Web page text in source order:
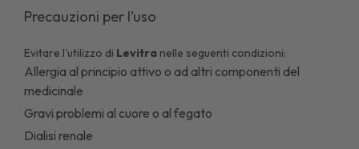
Precauzioni per l’uso
Evitare l'utilizzo di Levitra nelle seguenti condizioni:
Allergia al principio attivo o ad altri componenti del
medicinale
Gravi problemi al cuore o al fegato
Dialisi renale